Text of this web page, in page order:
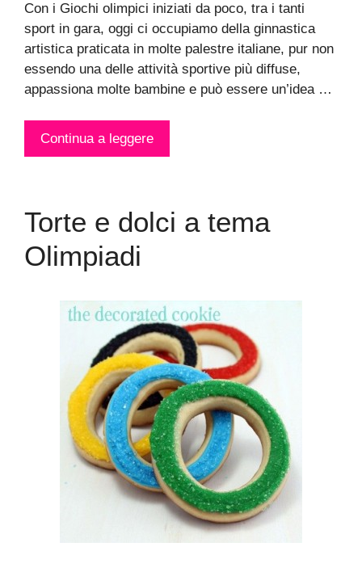
Con i Giochi olimpici iniziati da poco, tra i tanti
sport in gara, oggi ci occupiamo della ginnastica
artistica praticata in molte palestre italiane, pur non
essendo una delle attività sportive più diffuse,
appassiona molte bambine e può essere un’idea …
Continua a leggere
Torte e dolci a tema
Olimpiadi